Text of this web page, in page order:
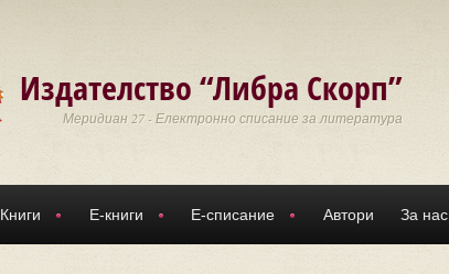
Издателство “Либра Скорп”
Меридиан 27 - Електронно списание за литература
Книги Е-книги Е-списание Автори За нас